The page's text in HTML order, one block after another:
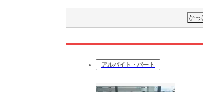
かっ
アルバイト・パート